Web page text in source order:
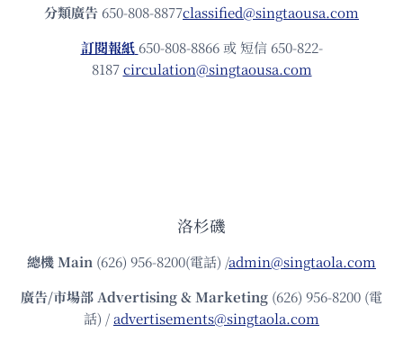
分類廣告 650-808-8877classified@singtaousa.com
訂閱報紙 650-808-8866 或 短信 650-822-
8187circulation@singtaousa.com
洛杉磯
總機Main (626) 956-8200(電話) /admin@singtaola.com
廣告/市場部Advertising & Marketing (626) 956-8200 (電
話) /advertisements@singtaola.com